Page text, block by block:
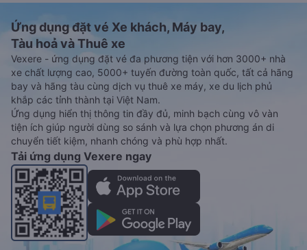
Ứng dụng đặt vé Xe khách, Máy bay,
Tàu hoả và Thuê xe
Vexere - ứng dụng đặt vé đa phương tiện với hơn 3000+ nhà
xe chất lượng cao, 5000+ tuyến đường toàn quốc, tất cả hãng
bay và hãng tàu cùng dịch vụ thuê xe máy, xe du lịch phủ
khắp các tỉnh thành tại Việt Nam.
Ứng dụng hiển thị thông tin đầy đủ, minh bạch cùng vô vàn
tiện ích giúp người dùng so sánh và lựa chọn phương án di
chuyển tiết kiệm, nhanh chóng và phù hợp nhất.
Tải ứng dụng Vexere ngay